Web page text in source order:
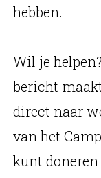
hebben.
Wil je
bericht
direct naar
van het
kunt